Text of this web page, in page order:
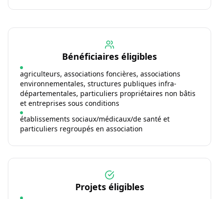
Bénéficiaires éligibles
agriculteurs, associations foncières, associations
environnementales, structures publiques infra-
départementales, particuliers propriétaires non bâtis
et entreprises sous conditions
établissements sociaux/médicaux/de santé et
particuliers regroupés en association
Projets éligibles